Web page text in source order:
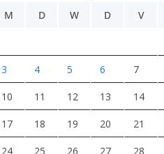
M
D W D V
3 4 5 6 7
10 11 12 13 14
17 18 19 20 21
24 25 26 27 28